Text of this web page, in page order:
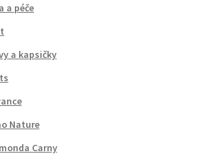
a péče
a kapsičky
Nature
Carny